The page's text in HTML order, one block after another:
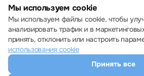
Красота
Настройки cookie
Мы используем cookie
Мы используем файлы cookie, чтобы
анализировать трафик и в
принять, отклонить или настроить
использования cookie
Принять все